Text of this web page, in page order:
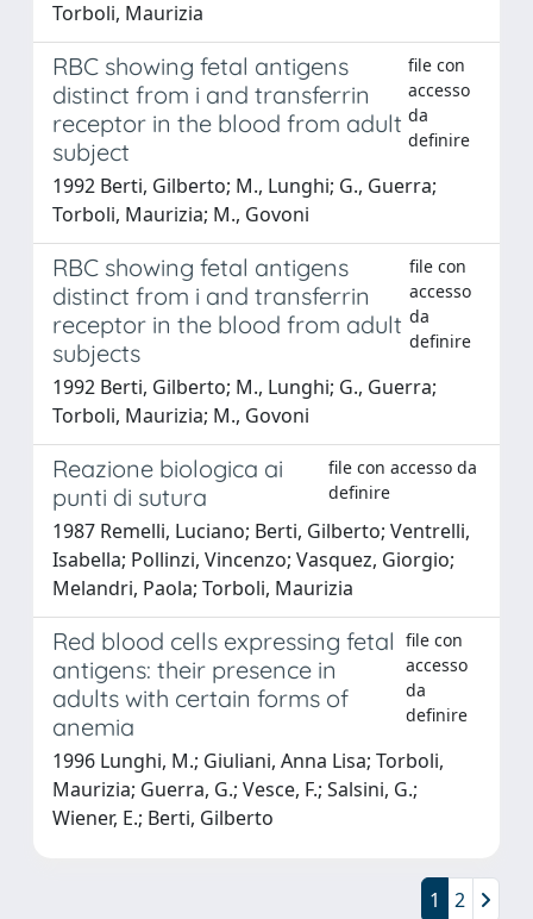
Torboli, Maurizia
RBC showing fetal antigens
distinct from i and transferrin
receptor in the blood from adult
subject
file con
accesso
da
definire
1992 Berti, Gilberto; M., Lunghi; G., Guerra;
Torboli, Maurizia; M., Govoni
RBC showing fetal antigens
distinct from i and transferrin
receptor in the blood from adult
subjects
file con
accesso
da
definire
1992 Berti, Gilberto; M., Lunghi; G., Guerra;
Torboli, Maurizia; M., Govoni
Reazione biologica ai
punti di sutura
file con accesso da
definire
1987 Remelli, Luciano; Berti, Gilberto; Ventrelli,
Isabella; Pollinzi, Vincenzo; Vasquez, Giorgio;
Melandri, Paola; Torboli, Maurizia
Red blood cells expressing fetal
antigens: their presence in
adults with certain forms of
anemia
file con
accesso
da
definire
1996 Lunghi, M.; Giuliani, Anna Lisa; Torboli,
Maurizia; Guerra, G.; Vesce, F.; Salsini, G.;
Wiener, E.; Berti, Gilberto
1 2